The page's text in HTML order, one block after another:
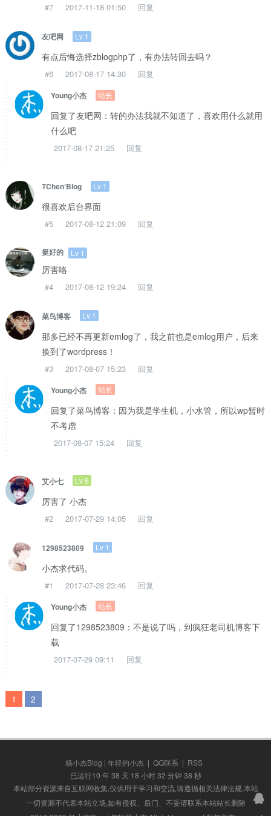
#7 2017-11-18 01:50 回复
友吧网 Lv 1
有点后悔选择zblogphp了，有办法转回去吗？
#6 2017-08-17 14:30 回复
Young小杰 站长
回复了友吧网：转的办法我就不知道了，喜欢用什么就用
什么吧
2017-08-17 21:25 回复
TChen‘Blog Lv 1
很喜欢后台界面
#5 2017-08-12 21:09 回复
挺好的 Lv 1
厉害咯
#4 2017-08-12 19:24 回复
菜鸟博客 Lv 1
那多已经不再更新emlog了，我之前也是emlog用户，后来
换到了wordpress！
#3 2017-08-07 15:23 回复
Young小杰 站长
回复了菜鸟博客：因为我是学生机，小水管，所以wp暂时
不考虑
2017-08-07 15:24 回复
艾小七 Lv 6
厉害了 小杰
#2 2017-07-29 14:05 回复
1298523809 Lv 1
小杰求代码。
#1 2017-07-28 23:46 回复
Young小杰 站长
回复了1298523809：不是说了吗，到疯狂老司机博客下
载
2017-07-29 09:11 回复
1 2
杨小杰Blog | 年轻的小杰 | QQ联系 | RSS
已运行10 年 38 天 18 小时 32 分钟 39 秒
本站部分资源来自互联网收集,仅供用于学习和交流,请遵循相关法律法规,本站
一切资源不代表本站立场,如有侵权、后门、不妥请联系本站站长删除